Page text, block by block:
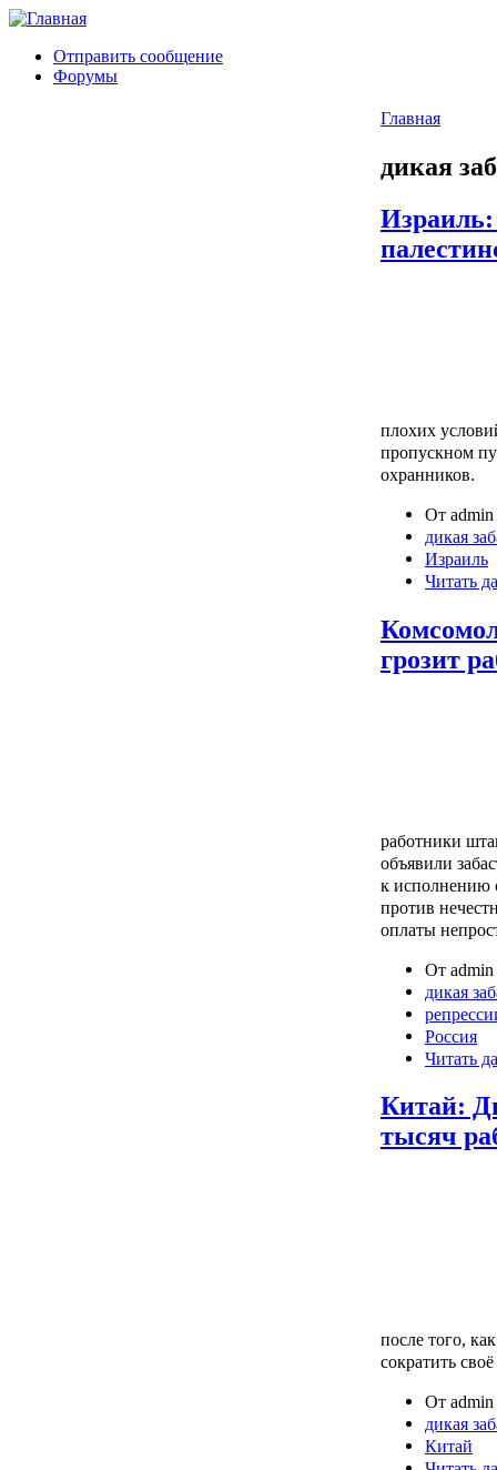
Отправить сообщение
Форумы
Главная
дикая
плохих
пропускном
охранников.
От admin
дикая
Израиль
Читать
грозит
работники
объявили
к исполнению
против
оплаты
От admin
дикая
Россия
Читать
Китай:
тысяч
после того,
сократить
От admin
дикая
Китай